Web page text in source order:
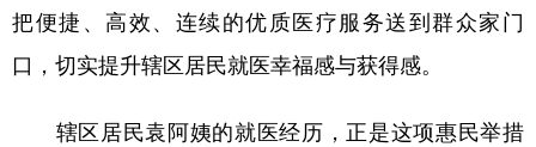
把便捷、高效、连续的优质医疗服务送到群众家门
口，切实提升辖区居民就医幸福感与获得感。
辖区居民袁阿姨的就医经历，正是这项惠民举措